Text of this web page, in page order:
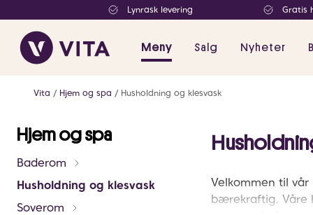
Lynrask levering Gratis
Meny Salg Nyheter
Vita Hjem og spa Husholdning og klesvask
Hjem og spa
Baderom
Husholdning og klesvask
Soverom
Velkommen til
bærekraftig. Våre